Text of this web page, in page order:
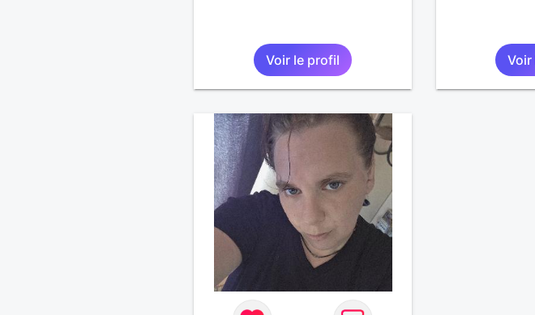
Voir le profil